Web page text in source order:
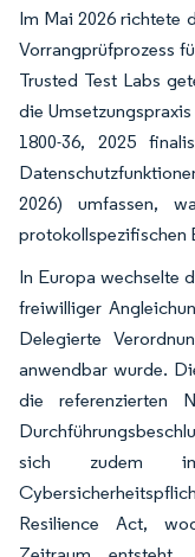
Im Mai 2026 richtete
Vorrangprüfprozess
Trusted Test Labs
die
1800-36, 2025
2026) umfassen,
protokollspezifischen
In Europa wechselte
freiwilliger
Delegierte
anwendbar wurde.
die referenzierten
sich zudem
Resilience Act,